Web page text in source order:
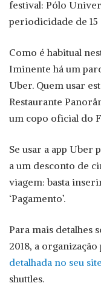
festival: Pólo
periodicidade de 15
Como é habitual
Iminente há um
Uber. Quem usar
Restaurante
um copo oficial do
Se usar a app
a um desconto de
viagem: basta
‘Pagamento’.
Para mais detalhes
2018, a
detalhada no seu site
shuttles.